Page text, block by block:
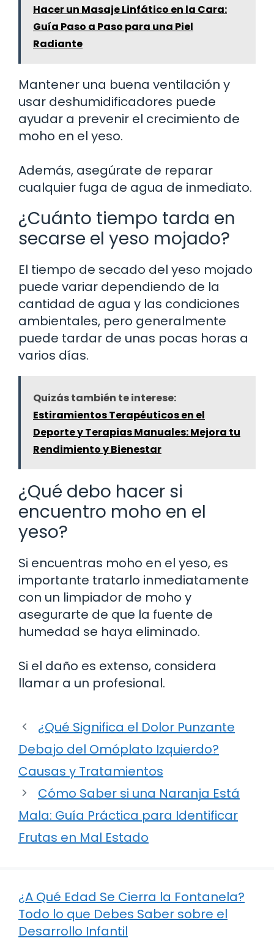
Hacer un Masaje Linfático en la Cara:
Guía Paso a Paso para una Piel
Radiante
Mantener una buena ventilación y
usar deshumidificadores puede
ayudar a prevenir el crecimiento de
moho en el yeso.
Además, asegúrate de reparar
cualquier fuga de agua de inmediato.
¿Cuánto tiempo tarda en
secarse el yeso mojado?
El tiempo de secado del yeso mojado
puede variar dependiendo de la
cantidad de agua y las condiciones
ambientales, pero generalmente
puede tardar de unas pocas horas a
varios días.
Quizás también te interese:
Estiramientos Terapéuticos en el
Deporte y Terapias Manuales: Mejora tu
Rendimiento y Bienestar
¿Qué debo hacer si
encuentro moho en el
yeso?
Si encuentras moho en el yeso, es
importante tratarlo inmediatamente
con un limpiador de moho y
asegurarte de que la fuente de
humedad se haya eliminado.
Si el daño es extenso, considera
llamar a un profesional.
¿Qué Significa el Dolor Punzante
Debajo del Omóplato Izquierdo?
Causas y Tratamientos
Cómo Saber si una Naranja Está
Mala: Guía Práctica para Identificar
Frutas en Mal Estado
¿A Qué Edad Se Cierra la Fontanela?
Todo lo que Debes Saber sobre el
Desarrollo Infantil